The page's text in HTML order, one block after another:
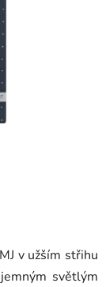
v užším střihu
světlým